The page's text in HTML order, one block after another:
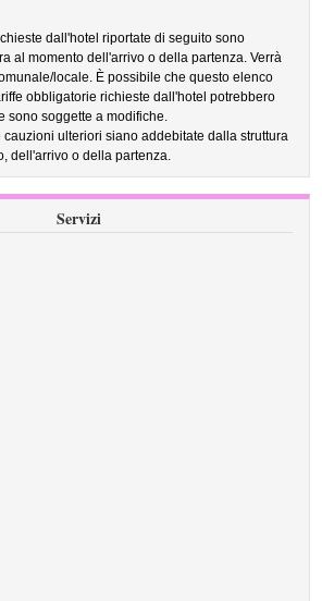
dall'hotel riportate di seguito sono
al momento dell'arrivo o della partenza. Verrà
locale. È possibile che questo elenco
obbligatorie richieste dall'hotel potrebbero
sono soggette a modifiche.
cauzioni ulteriori siano addebitate dalla struttura
dell'arrivo o della partenza.
Servizi